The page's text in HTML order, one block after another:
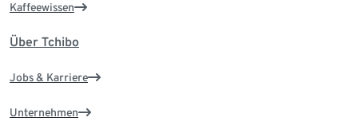
Kaffeewissen
Über Tchibo
Jobs & Karriere
Unternehmen